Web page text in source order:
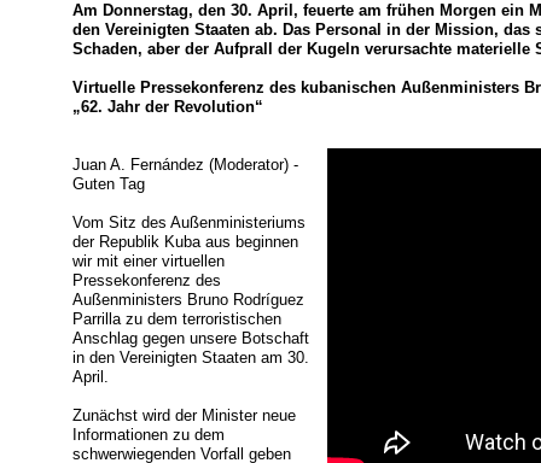
Am Donnerstag, den 30. April, feuerte am frühen Morgen ein
den Vereinigten Staaten ab. Das Personal in der Mission,
Schaden, aber der Aufprall der Kugeln verursachte materielle
Virtuelle Pressekonferenz des kubanischen Außenministers
„62. Jahr der Revolution“
Juan A. Fernández (Moderator) -
Guten Tag
Vom Sitz des Außenministeriums
der Republik Kuba aus beginnen
wir mit einer virtuellen
Pressekonferenz des
Außenministers Bruno Rodríguez
Parrilla zu dem terroristischen
Anschlag gegen unsere Botschaft
in den Vereinigten Staaten am 30.
April.
Zunächst wird der Minister neue
Informationen zu dem
schwerwiegenden Vorfall geben